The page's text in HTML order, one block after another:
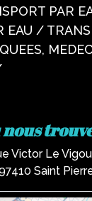
PAR
EAU /
nous
Victor Le
Saint